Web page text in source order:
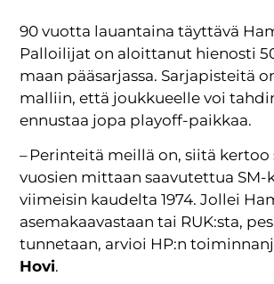
90 vuotta lauantaina täyttävä
Palloilijat on aloittanut hienosti
maan pääsarjassa. Sarjapisteitä
malliin, että joukkueelle voi
ennustaa jopa playoff-paikkaa.
– Perinteitä meillä on, siitä kertoo
vuosien mittaan saavutettua SM-
viimeisin kaudelta 1974. Jollei
asemakaavastaan tai RUK:sta,
tunnetaan, arvioi HP:n
Hovi.